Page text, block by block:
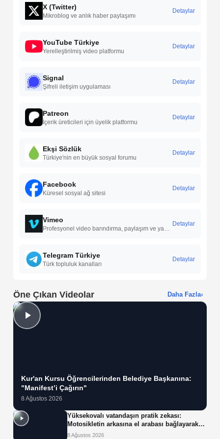
X (Twitter)
Mikroblog ve anlık haber paylaşımı
Detaylar
YouTube Türkiye
Yerelleştirilmiş video platformu
Detaylar
Signal
Şifreli iletişim uygulaması
Detaylar
Patreon
İçerik üreticileri için üyelik platformu
Detaylar
Ekşi Sözlük
Türkiye'nin en büyük sosyal forumu
Detaylar
Facebook
Küresel sosyal ağ sitesi
Detaylar
Vimeo Detaylar
Telegram Türkiye
Türk topluluk kanalları
Detaylar
Öne Çıkan Videolar Daha Fazla›
Kur'an Kursu Öğrencilerinden Belediye Başkanına:
"Manifest’i Çağırın"
8 Ağustos 2026
Yüksekovalı vatandaşın pratik zekası:
Motosikletin arkasına el arabası bağlayarak
üzerinde ot taşıdı
8 Ağustos 2026